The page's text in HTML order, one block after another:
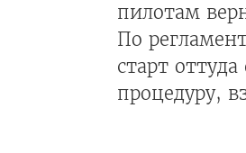
пилотам
По
старт
процедуру,